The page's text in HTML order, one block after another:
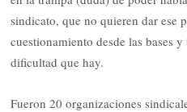
sindicato, que no quieren dar ese
cuestionamiento desde las bases
dificultad que hay.
Fueron 20 organizaciones